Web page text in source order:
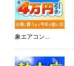
象エアコン...